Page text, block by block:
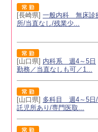
[長崎県] 一般内科 無床診
所/当直なし/残業少...
[山口県] 内科系 週4～5日
勤務／当直なしも可／1...
[山口県] 多科目 週4～5日/
託児所あり/専門医取...